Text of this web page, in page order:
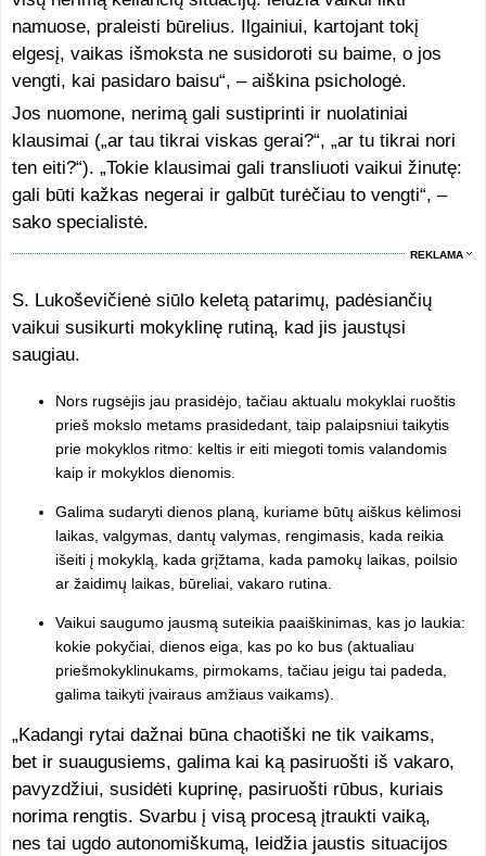
namuose, praleisti būrelius. Ilgainiui, kartojant tokį
elgesį, vaikas išmoksta ne susidoroti su baime, o jos
vengti, kai pasidaro baisu“, – aiškina psichologė.
Jos nuomone, nerimą gali sustiprinti ir nuolatiniai
klausimai („ar tau tikrai viskas gerai?“, „ar tu tikrai nori
ten eiti?“). „Tokie klausimai gali transliuoti vaikui žinutę:
gali būti kažkas negerai ir galbūt turėčiau to vengti“, –
sako specialistė.
REKLAMA
S. Lukoševičienė siūlo keletą patarimų, padėsiančių
vaikui susikurti mokyklinę rutiną, kad jis jaustųsi
saugiau.
Nors rugsėjis jau prasidėjo, tačiau aktualu mokyklai ruoštis
prieš mokslo metams prasidedant, taip palaipsniui taikytis
prie mokyklos ritmo: keltis ir eiti miegoti tomis valandomis
kaip ir mokyklos dienomis.
Galima sudaryti dienos planą, kuriame būtų aiškus kėlimosi
laikas, valgymas, dantų valymas, rengimasis, kada reikia
išeiti į mokyklą, kada grįžtama, kada pamokų laikas, poilsio
ar žaidimų laikas, būreliai, vakaro rutina.
Vaikui saugumo jausmą suteikia paaiškinimas, kas jo laukia:
kokie pokyčiai, dienos eiga, kas po ko bus (aktualiau
priešmokyklinukams, pirmokams, tačiau jeigu tai padeda,
galima taikyti įvairaus amžiaus vaikams).
„Kadangi rytai dažnai būna chaotiški ne tik vaikams,
bet ir suaugusiems, galima kai ką pasiruošti iš vakaro,
pavyzdžiui, susidėti kuprinę, pasiruošti rūbus, kuriais
norima rengtis. Svarbu į visą procesą įtraukti vaiką,
nes tai ugdo autonomiškumą, leidžia jaustis situacijos